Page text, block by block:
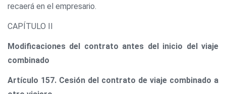
recaerá en el empresario.
CAPÍTULO II
Modificaciones del contrato antes del inicio del viaje
combinado
Artículo 157. Cesión del contrato de viaje combinado a